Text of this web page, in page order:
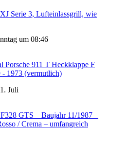
Serie 3, Lufteinlassgrill, wie
um 08:46
Porsche 911 T Heckklappe F
1973 (vermutlich)
Juli
GTS – Baujahr 11/1987 –
/ Crema – umfangreich